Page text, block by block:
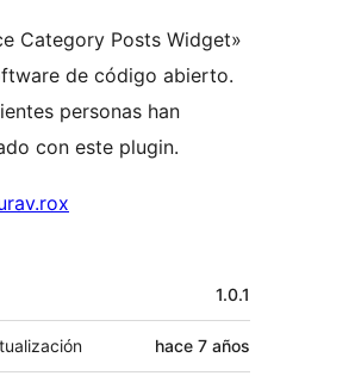
Category Posts Widget»
de código abierto.
personas han
con este plugin.
1.0.1
hace 7 años